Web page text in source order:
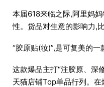
本届618来临之际,阿里妈
性。货品对生意的影响力,
“胶原贴(妆)”,是可复美的一
这款爆品主打“注胶原、深
天猫店铺Top单品行列。